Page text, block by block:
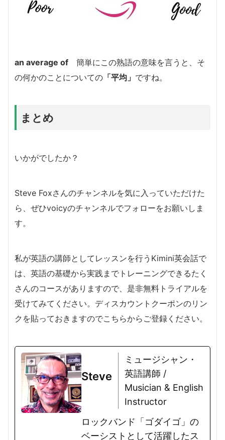
an average of 簡単にこの熟語の意味を言うと、そ
の何かのことについての 「平均」 ですね。
まとめ
いかがでしたか？
Steve Foxさんのチャンネルを気に入っていただけた
ら、ぜひvoicyのチャンネルでフォローをお願いしま
す。
私が英語の講師としてレッスンを行うKimini英会話で
は、英語の基礎から実践までトレーニングできるたく
さんのコースがありますので、是非無料トライアルを
受けてみてください。ディスカウントクーポンのリン
クを貼っておきますのでこちらからご登録ください。
Steve
ミュージシャン・
英語講師 /
Musician & English
Instructor
ロックバンド「ゴダイゴ」の
ベーシストとして活躍したス